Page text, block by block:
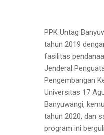
PPK Untag
tahun 2019
fasilitas
Jenderal
Pengembangan
Universitas 17
Banyuwangi,
tahun 2020, dan
program ini